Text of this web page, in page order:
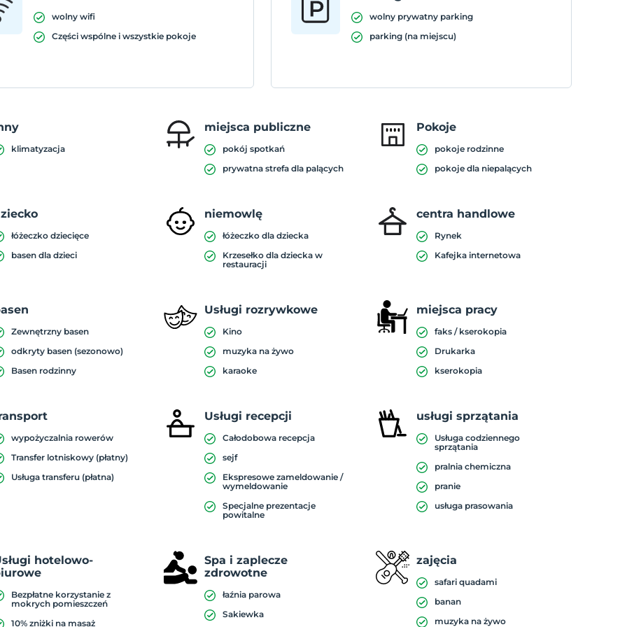
wolny wifi
Części wspólne i wszystkie pokoje
wolny prywatny parking
parking (na miejscu)
klimatyzacja
miejsca publiczne
pokój spotkań
prywatna strefa dla palących
Pokoje
pokoje rodzinne
pokoje dla niepalących
łóżeczko dziecięce
basen dla dzieci
niemowlę
łóżeczko dla dziecka
Krzesełko dla dziecka w
restauracji
centra handlowe
Rynek
Kafejka internetowa
Zewnętrzny basen
odkryty basen (sezonowo)
Basen rodzinny
Usługi rozrywkowe
Kino
muzyka na żywo
karaoke
miejsca pracy
faks / kserokopia
Drukarka
kserokopia
wypożyczalnia rowerów
Transfer lotniskowy (płatny)
Usługa transferu (płatna)
Usługi recepcji
Całodobowa recepcja
sejf
Ekspresowe zameldowanie /
wymeldowanie
Specjalne prezentacje
powitalne
usługi sprzątania
Usługa codziennego
sprzątania
pralnia chemiczna
pranie
usługa prasowania
hotelowo-
Bezpłatne korzystanie z
mokrych pomieszczeń
10% zniżki na masaż
Spa i zaplecze
zdrowotne
łaźnia parowa
Sakiewka
zajęcia
safari quadami
banan
muzyka na żywo